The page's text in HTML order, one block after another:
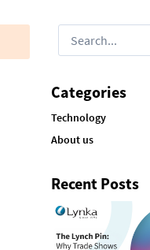
Categories
Technology
About us
Recent Posts